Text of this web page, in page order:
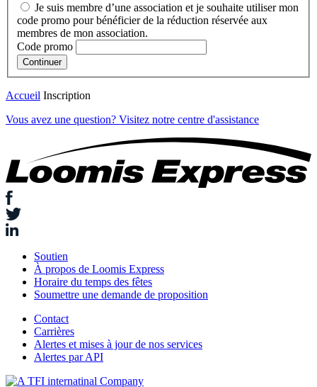
Je suis membre d’une association et je souhaite utiliser mon
code promo pour bénéficier de la réduction réservée aux
membres de mon association.
Code promo
Continuer
Accueil Inscription
Vous avez une question? Visitez notre centre d'assistance
Soutien
À propos de Loomis Express
Horaire du temps des fêtes
Soumettre une demande de proposition
Contact
Carrières
Alertes et mises à jour de nos services
Alertes par API